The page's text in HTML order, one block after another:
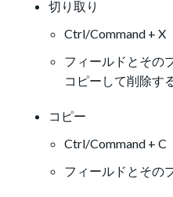
切り取り
Ctrl/Command + X
フィールドとその
コピーして削除す
コピー
Ctrl/Command + C
フィールドとその